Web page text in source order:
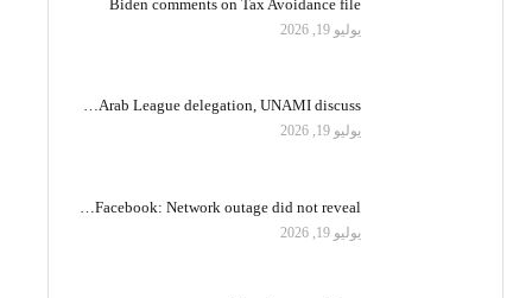
Biden comments on Tax Avoidance file
يوليو 19, 2026
Arab League delegation, UNAMI discuss…
يوليو 19, 2026
Facebook: Network outage did not reveal…
يوليو 19, 2026